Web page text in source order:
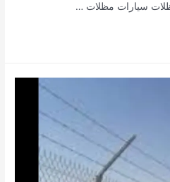
سيارات مظلات …